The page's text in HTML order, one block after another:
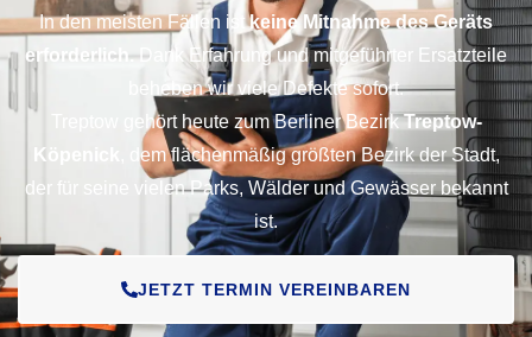
In den meisten Fällen istkeine Mitnahme des Geräts
erforderlich.Dank Erfahrung und mitgeführter Ersatzteile
beheben wir viele Defekte sofort.
Treptow gehört heute zum Berliner BezirkTreptow-
Köpenick
, dem flächenmäßig größten Bezirk der Stadt,
der für seine vielen Parks, Wälder und Gewässer bekannt
ist.
JETZT TERMIN VEREINBAREN